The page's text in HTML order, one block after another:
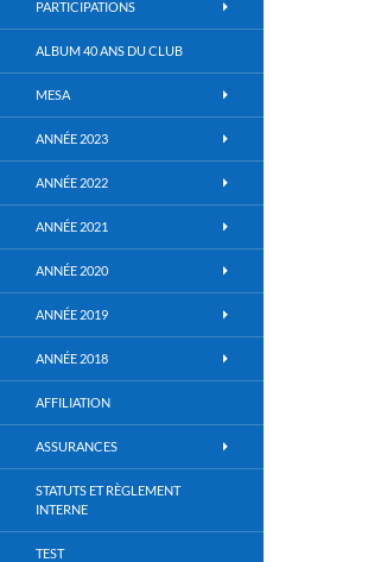
PARTICIPATIONS
ALBUM 40 ANS DU CLUB
MESA
ANNÉE 2023
ANNÉE 2022
ANNÉE 2021
ANNÉE 2020
ANNÉE 2019
ANNÉE 2018
AFFILIATION
ASSURANCES
STATUTS ET RÈGLEMENT
INTERNE
TEST